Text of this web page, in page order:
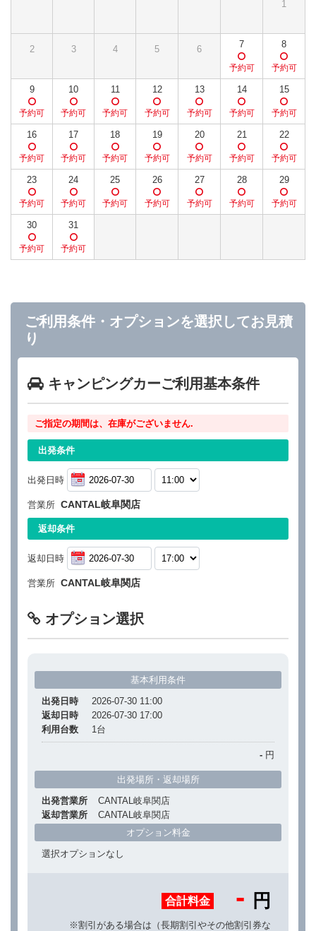
1
2 3 4 5 6 7 8
9 10 11 12 13 14 15
16 17 18 19 20 21 22
23 24 25 26 27 28 29
30 31
ご利用条件・オプションを選択してお見積
り
キャンピングカーご利用基本条件
ご指定の期間は、在庫がございません.
出発条件
出発日時
営業所 CANTAL岐阜関店
返却条件
返却日時
営業所 CANTAL岐阜関店
オプション選択
基本利用条件
出発日時
2026-07-30 11:00
返却日時
2026-07-30 17:00
利用台数
1台
- 円
出発場所・返却場所
出発営業所
CANTAL岐阜関店
返却営業所
CANTAL岐阜関店
オプション料金
選択オプションなし
合計料金 - 円
※割引がある場合は（長期割引やその他割引券な